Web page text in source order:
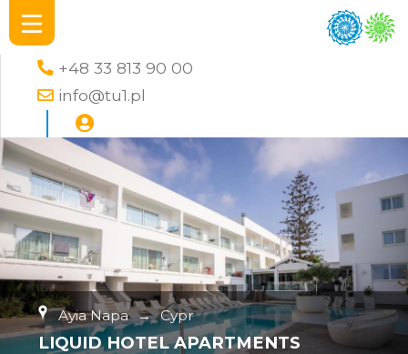
+48 33 813 90 00
info@tu1.pl
Ayia Napa → Cypr
LIQUID HOTEL APARTMENTS